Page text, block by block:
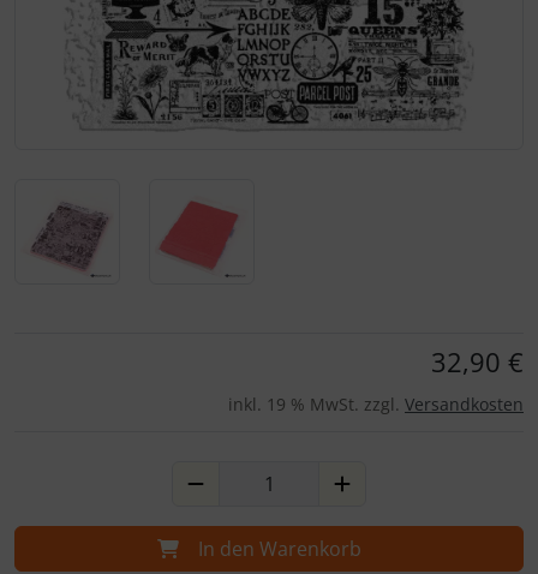
32,90 €
inkl. 19 % MwSt. zzgl. Versandkosten
In den Warenkorb